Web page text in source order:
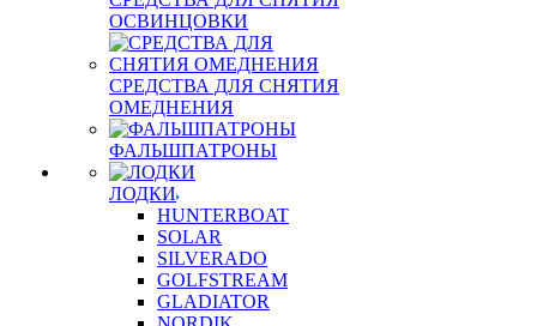
ОСВИНЦОВКИ
СРЕДСТВА ДЛЯ СНЯТИЯ
ОМЕДНЕНИЯ
ФАЛЬШПАТРОНЫ
ЛОДКИ
HUNTERBOAT
SOLAR
SILVERADO
GOLFSTREAM
GLADIATOR